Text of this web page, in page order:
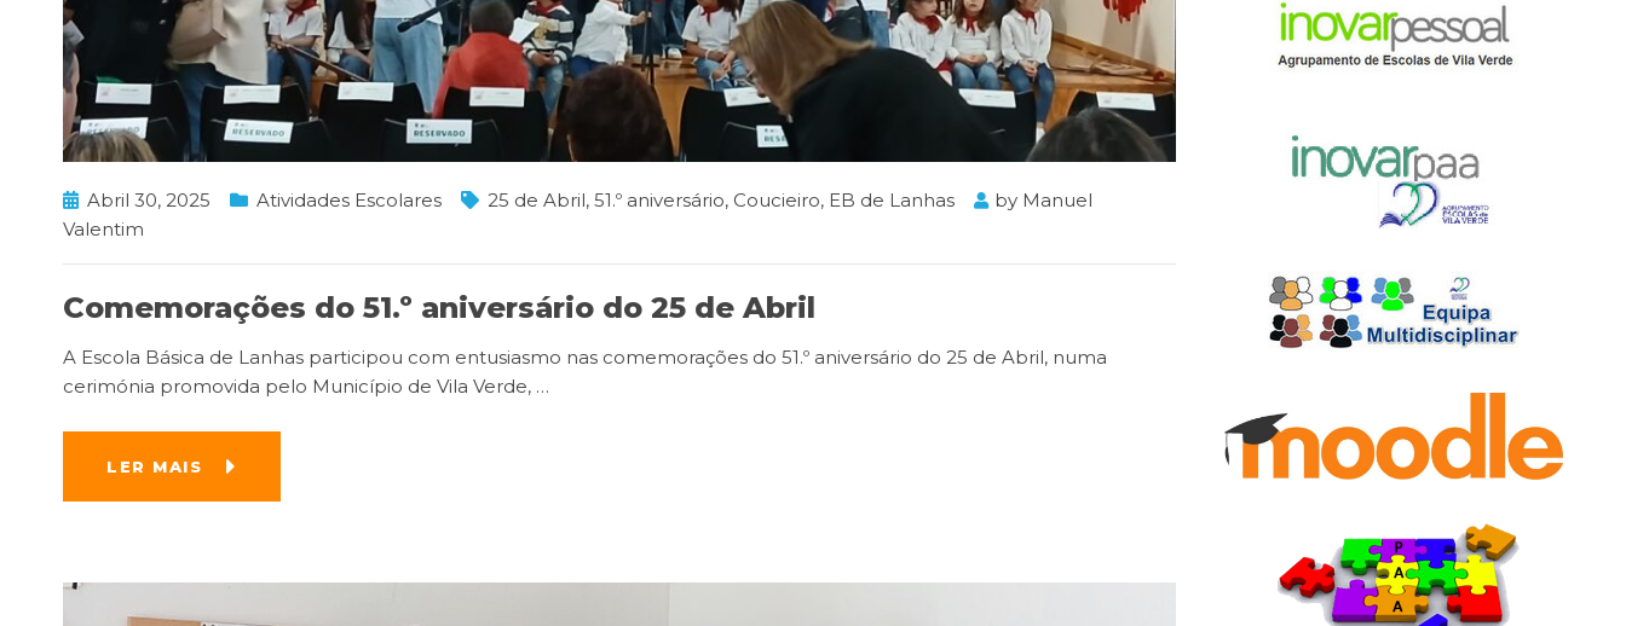
Abril 30, 2025 Atividades Escolares 25 de Abril, 51.º aniversário, Coucieiro, EB de Lanhas by Manuel
Valentim
Comemorações do 51.º aniversário do 25 de Abril
A Escola Básica de Lanhas participou com entusiasmo nas comemorações do 51.º aniversário do 25 de Abril, numa
cerimónia promovida pelo Município de Vila Verde, …
LER MAIS